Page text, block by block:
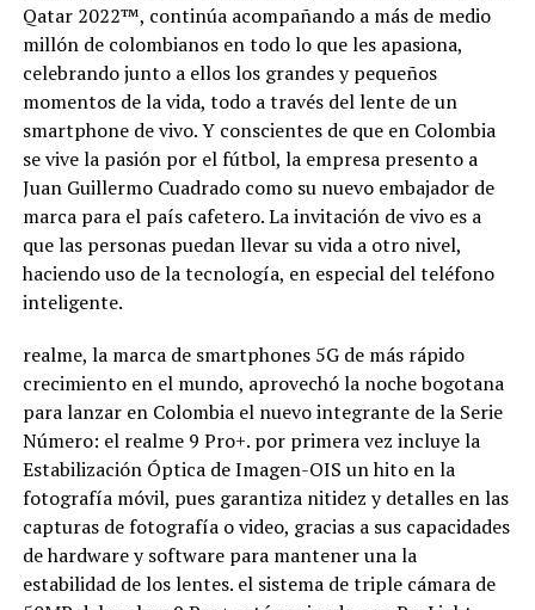
Qatar 2022™, continúa acompañando a más de medio
millón de colombianos en todo lo que les apasiona,
celebrando junto a ellos los grandes y pequeños
momentos de la vida, todo a través del lente de un
smartphone de vivo. Y conscientes de que en Colombia
se vive la pasión por el fútbol, la empresa presento a
Juan Guillermo Cuadrado como su nuevo embajador de
marca para el país cafetero. La invitación de vivo es a
que las personas puedan llevar su vida a otro nivel,
haciendo uso de la tecnología, en especial del teléfono
inteligente.
realme, la marca de smartphones 5G de más rápido
crecimiento en el mundo, aprovechó la noche bogotana
para lanzar en Colombia el nuevo integrante de la Serie
Número: el realme 9 Pro+. por primera vez incluye la
Estabilización Óptica de Imagen-OIS un hito en la
fotografía móvil, pues garantiza nitidez y detalles en las
capturas de fotografía o video, gracias a sus capacidades
de hardware y software para mantener una la
estabilidad de los lentes. el sistema de triple cámara de